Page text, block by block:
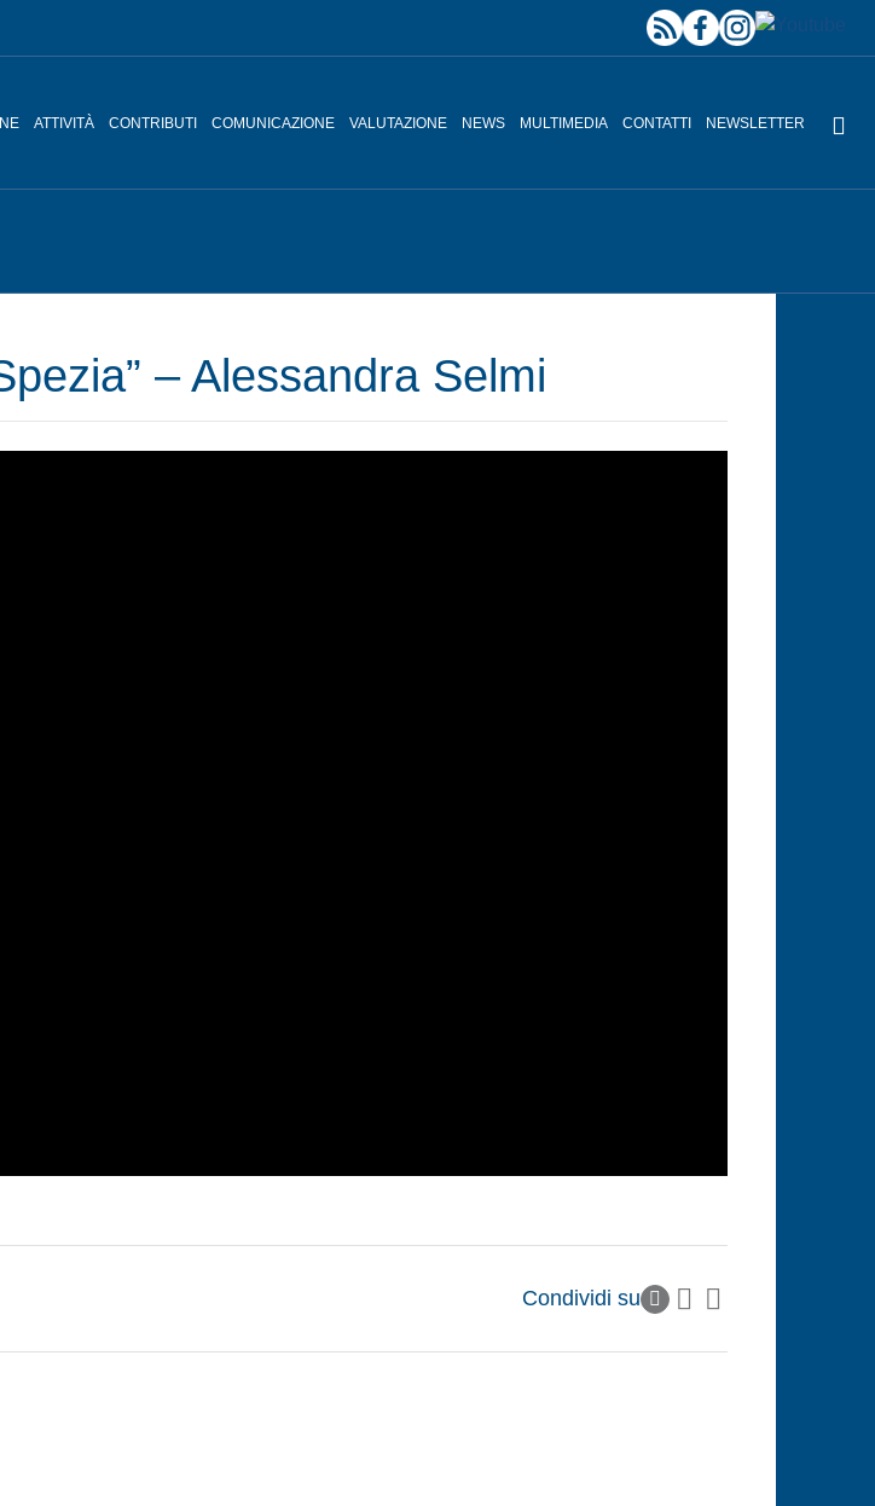
ATTIVITÀ CONTRIBUTI COMUNICAZIONE VALUTAZIONE NEWS MULTIMEDIA CONTATTI NEWSLETTER
– Alessandra Selmi
Condividi su